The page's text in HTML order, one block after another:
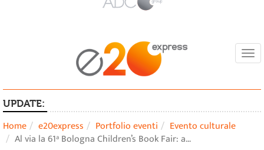
UPDATE:
Home e20express Portfolio eventi
Evento culturale
Al via la 61ª Bologna Children’s Book Fair: a…